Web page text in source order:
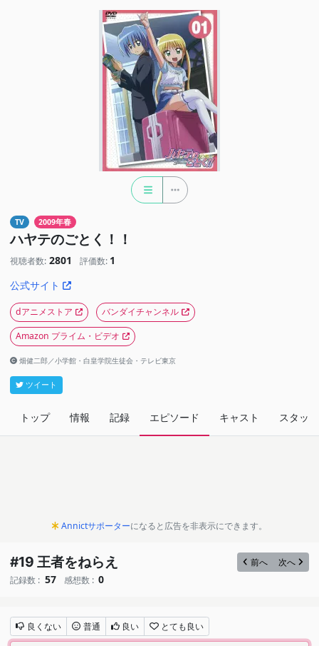
TV 2009年春
ハヤテのごとく！！
視聴者数: 2801 評価数: 1
公式サイト
dアニメストア
バンダイチャンネル
Amazon プライム・ビデオ
畑健二郎／小学館・白皇学院生徒会・テレビ東京
ツイート
トップ 情報 記録 エピソード キャスト スタッフ
Annictサポーターになると広告を非表示にできます。
#19 王者をねらえ 前へ
次へ
記録数 : 57 感想数 : 0
良くない 普通 良い とても良い